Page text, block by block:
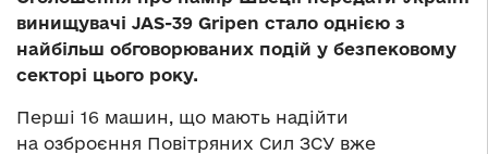
винищувачі JAS-39 Gripen стало однією з
найбільш обговорюваних подій у безпековому
секторі цього року.
Перші 16 машин, що мають надійти
на озброєння Повітряних Сил ЗСУ вже